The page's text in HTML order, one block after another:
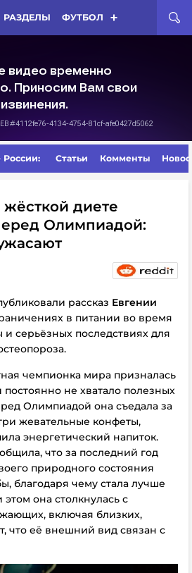
РАЗДЕЛЫ ФУТБОЛ
России: Статьи Комменты
диете
Олимпиадой:
рассказ Евгении
в питании во время
серьёзных последствиях для
чемпионка мира призналась
постоянно не хватало полезных
Олимпиадой она съедала за
жевательные конфеты,
энергетический напиток.
что за последний год
природного состояния
благодаря чему стала лучше
этом она столкнулась с
включая близких,
что её внешний вид связан с